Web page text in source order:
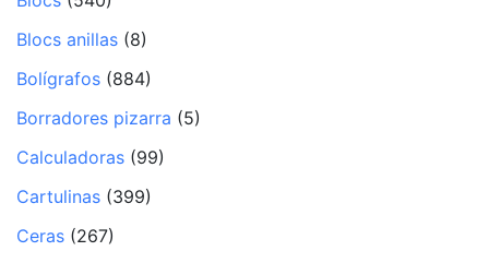
Blocs anillas (8)
Bolígrafos (884)
Borradores pizarra (5)
Calculadoras (99)
Cartulinas (399)
Ceras (267)